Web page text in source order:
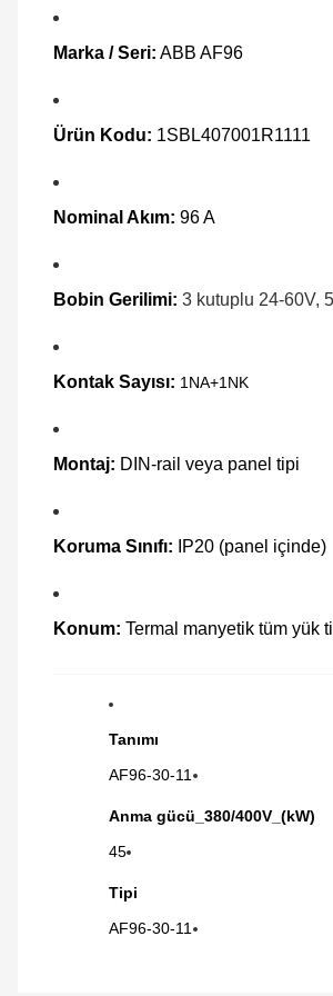
Marka / Seri: ABB AF96
Ürün Kodu: 1SBL407001R1111
Nominal Akım: 96 A
Bobin Gerilimi: 3 kutuplu 24-60V,
Kontak Sayısı: 1NA+1NK
Montaj: DIN-rail veya panel tipi
Koruma Sınıfı: IP20 (panel içinde)
Konum: Termal manyetik tüm yük
Tanımı
AF96-30-11
Anma gücü_380/400V_(kW)
45
Tipi
AF96-30-11